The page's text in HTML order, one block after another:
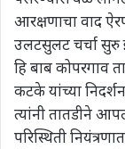
आरक्षणाचा वाद
उलटसुलट चर्चा सुरु
हि बाब कोपरगाव
कटके यांच्या
त्यांनी तातडीने
परिस्थिती